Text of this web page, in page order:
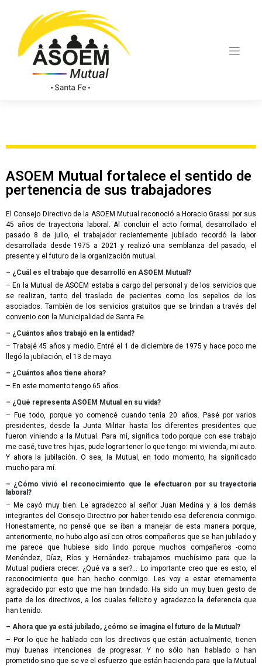
ASOEM Mutual fortalece el sentido de
pertenencia de sus trabajadores
El Consejo Directivo de la ASOEM Mutual reconoció a Horacio Grassi por sus
45 años de trayectoria laboral. Al concluir el acto formal, desarrollado el
pasado 8 de julio, el trabajador recientemente jubilado recordó la labor
desarrollada desde 1975 a 2021 y realizó una semblanza del pasado, el
presente y el futuro de la organización mutual.
– ¿Cuál es el trabajo que desarrolló en ASOEM Mutual?
– En la Mutual de ASOEM estaba a cargo del personal y de los servicios que
se realizan, tanto del traslado de pacientes como los sepelios de los
asociados. También de los servicios gratuitos que se brindan a través del
convenio con la Municipalidad de Santa Fe.
– ¿Cuántos años trabajó en la entidad?
– Trabajé 45 años y medio. Entré el 1 de diciembre de 1975 y hace poco me
llegó la jubilación, el 13 de mayo.
– ¿Cuántos años tiene ahora?
– En este momento tengo 65 años.
– ¿Qué representa ASOEM Mutual en su vida?
– Fue todo, porque yo comencé cuando tenía 20 años. Pasé por varios
presidentes, desde la Junta Militar hasta los diferentes presidentes que
fueron viniendo a la Mutual. Para mí, significa todo porque con ese trabajo
me casé, tuve tres hijas, pude lograr tener lo que tengo: mi vivienda, mi auto.
Y ahora la jubilación. O sea, la Mutual, en todo momento, ha significado
mucho para mí.
– ¿Cómo vivió el reconocimiento que le efectuaron por su trayectoria
laboral?
– Me cayó muy bien. Le agradezco al señor Juan Medina y a los demás
integrantes del Consejo Directivo por haber tenido esa deferencia conmigo.
Honestamente, no pensé que se iban a manejar de esta manera porque,
anteriormente, no hubo algo así con otros compañeros que se han jubilado y
me parece que hubiese sido lindo porque muchos compañeros -como
Menéndez, Díaz, Ríos y Hernández- trabajamos muchísimo para que la
Mutual pudiera crecer. ¿Qué va a ser?… Lo importante creo que es esto, el
reconocimiento que han hecho conmigo. Les voy a estar eternamente
agradecido por esto que me han brindado. Ha sido un muy buen gesto de
parte de los directivos, a los cuales felicito y agradezco la deferencia que
han tenido.
– Ahora que ya está jubilado, ¿cómo se imagina el futuro de la Mutual?
– Por lo que he hablado con los directivos que están actualmente, tienen
muy buenas intenciones de progresar. Y no sólo han hablado o han
prometido sino que se ve el esfuerzo que están haciendo para que la Mutual